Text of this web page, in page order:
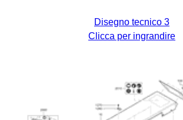
Disegno tecnico 3
Clicca per ingrandire